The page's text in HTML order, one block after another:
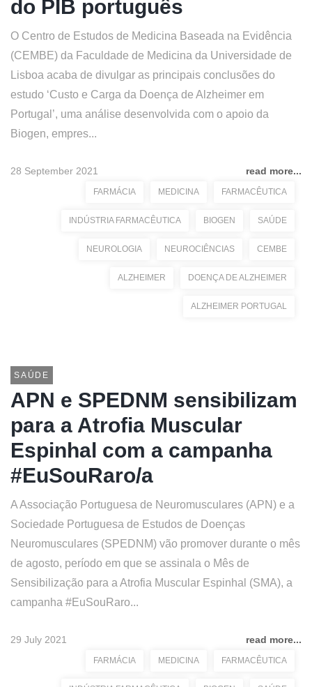
do PIB português
O Centro de Estudos de Medicina Baseada na Evidência
(CEMBE) da Faculdade de Medicina da Universidade de
Lisboa acaba de divulgar as principais conclusões do
estudo ‘Custo e Carga da Doença de Alzheimer em
Portugal’, uma análise desenvolvida com o apoio da
Biogen, empres...
28 September 2021 read more...
FARMÁCIA MEDICINA FARMACÊUTICA
INDÚSTRIA FARMACÊUTICA BIOGEN SAÚDE
NEUROLOGIA NEUROCIÊNCIAS CEMBE
ALZHEIMER DOENÇA DE ALZHEIMER
ALZHEIMER PORTUGAL
SAÚDE
APN e SPEDNM sensibilizam
para a Atrofia Muscular
Espinhal com a campanha
#EuSouRaro/a
A Associação Portuguesa de Neuromusculares (APN) e a
Sociedade Portuguesa de Estudos de Doenças
Neuromusculares (SPEDNM) vão promover durante o mês
de agosto, período em que se assinala o Mês de
Sensibilização para a Atrofia Muscular Espinhal (SMA), a
campanha #EuSouRaro...
29 July 2021 read more...
FARMÁCIA MEDICINA FARMACÊUTICA